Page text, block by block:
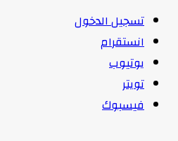
تسجيل الدخول
انستقرام
يوتيوب
تويتر
فيسبوك